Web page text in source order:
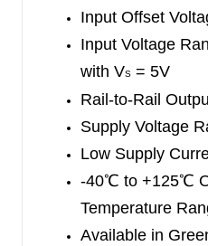
in Green SOIC-8 and
SGM8053 is available
SOIC-8 packages. The
Green SOIC-14 and
SGM8055 is
package. They are
to +125 ℃
Input Offset
Input Voltage
with VS = 5V
Rail-to-Rail
Supply Voltage
Low Supply
-40℃ to +125℃
Temperature
Available in